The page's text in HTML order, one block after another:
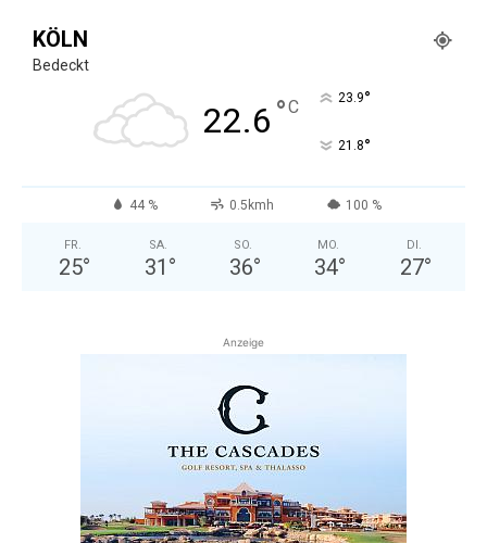
KÖLN
Bedeckt
22.6 °C 23.9°
21.8°
44 % 0.5kmh 100 %
FR.
25°
SA.
31 °
SO.
36°
MO.
34°
DI.
27°
Anzeige